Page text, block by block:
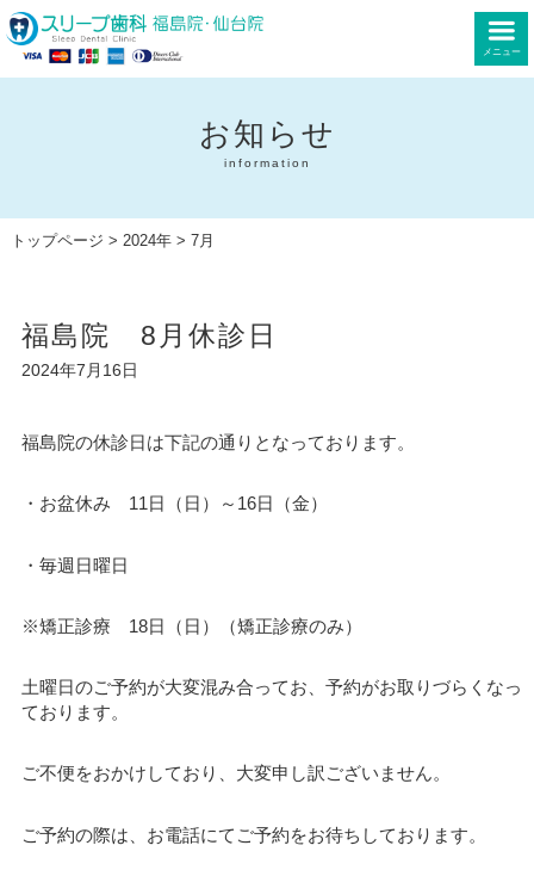
メニュー
お知らせ
information
トップページ > 2024年> 7月
福島院 8月休診日
2024年7月16日
福島院の休診日は下記の通りとなっております。
・お盆休み 11日（日）～16日（金）
・毎週日曜日
※矯正診療 18日（日）（矯正診療のみ）
土曜日のご予約が大変混み合ってお、予約がお取りづらくなっ
ております。
ご不便をおかけしており、大変申し訳ございません。
ご予約の際は、お電話にてご予約をお待ちしております。